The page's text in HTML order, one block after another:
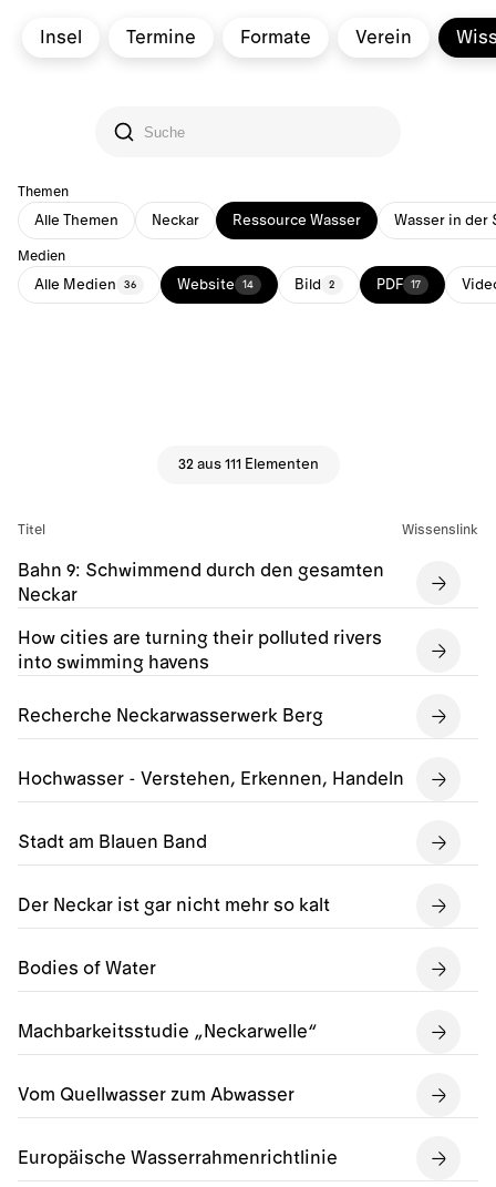
Insel Termine Formate Verein
Themen
Alle Themen Neckar Ressource Wasser Wasser in der
Medien
Alle Medien 36 Website 14 Bild 2 PDF 17
32 aus 111 Elementen
Titel Wissenslink
Bahn 9: Schwimmend durch den gesamten
Neckar
How cities are turning their polluted rivers
into swimming havens
Recherche Neckarwasserwerk Berg
Hochwasser - Verstehen, Erkennen, Handeln
Stadt am Blauen Band
Der Neckar ist gar nicht mehr so kalt
Bodies of Water
Machbarkeitsstudie „Neckarwelle“
Vom Quellwasser zum Abwasser
Europäische Wasserrahmenrichtlinie